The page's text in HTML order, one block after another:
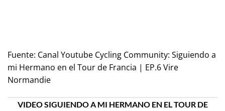
Fuente: Canal Youtube Cycling Community: Siguiendo a
mi Hermano en el Tour de Francia | EP.6 Vire
Normandie
VIDEO SIGUIENDO A MI HERMANO EN EL TOUR DE